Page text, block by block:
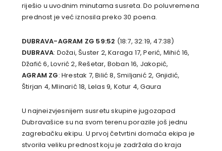
riješio u uvodnim minutama susreta. Do poluvremena
prednost je već iznosila preko 30 poena.
DUBRAVA-AGRAM ZG 59:52 (18:7, 32:19, 47:38)
DUBRAVA: Dožai, Šuster 2, Karaga 17, Perić, Mihić 16,
Džafić 6, Lovrić 2, Rešetar, Boban 16, Jakopić,
AGRAM ZG: Hrestak 7, Bilić 8, Smiljanić 2, Gnjidić,
Štirjan 4, Mlinarić 18, Lelas 9, Kotur 4, Gaura
U najneizvjesnijem susretu skupine jugozapad
Dubravašice su na svom terenu porazile još jednu
zagrebačku ekipu. U prvoj četvrtini domaća ekipa je
stvorila veliku prednost koju je zadržala do kraja